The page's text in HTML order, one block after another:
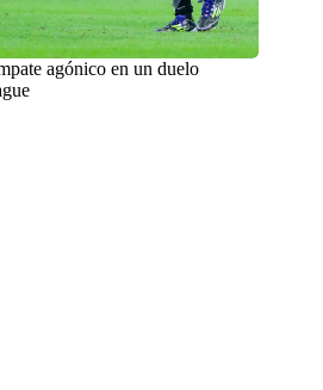
agónico en un duelo